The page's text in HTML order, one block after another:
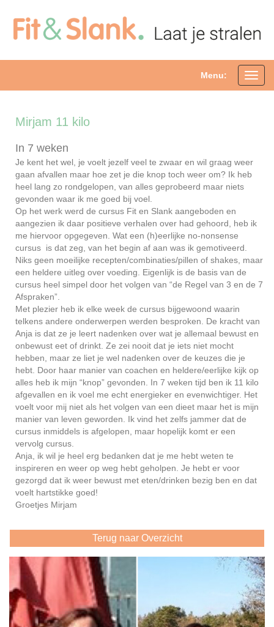
Menu:
Mirjam 11 kilo
In 7 weken
Je kent het wel, je voelt jezelf veel te zwaar en wil graag weer
gaan afvallen maar hoe zet je die knop toch weer om? Ik heb
heel lang zo rondgelopen, van alles geprobeerd maar niets
gevonden waar ik me goed bij voel.
Op het werk werd de cursus Fit en Slank aangeboden en
aangezien ik daar positieve verhalen over had gehoord, heb ik
me hiervoor opgegeven. Wat een (h)eerlijke no-nonsense
cursus is dat zeg, van het begin af aan was ik gemotiveerd.
Niks geen moeilijke recepten/combinaties/pillen of shakes, maar
een heldere uitleg over voeding. Eigenlijk is de basis van de
cursus heel simpel door het volgen van “de Regel van 3 en de 7
Afspraken”.
Met plezier heb ik elke week de cursus bijgewoond waarin
telkens andere onderwerpen werden besproken. De kracht van
Anja is dat ze je leert nadenken over wat je allemaal bewust en
onbewust eet of drinkt. Ze zei nooit dat je iets niet mocht
hebben, maar ze liet je wel nadenken over de keuzes die je
hebt. Door haar manier van coachen en heldere/eerlijke kijk op
alles heb ik mijn “knop” gevonden. In 7 weken tijd ben ik 11 kilo
afgevallen en ik voel me echt energieker en evenwichtiger. Het
voelt voor mij niet als het volgen van een dieet maar het is mijn
manier van leven geworden. Ik vind het zelfs jammer dat de
cursus inmiddels is afgelopen, maar hopelijk komt er een
vervolg cursus.
Anja, ik wil je heel erg bedanken dat je me hebt weten te
inspireren en weer op weg hebt geholpen. Je hebt er voor
gezorgd dat ik weer bewust met eten/drinken bezig ben en dat
voelt hartstikke goed!
Groetjes Mirjam
Terug naar Overzicht